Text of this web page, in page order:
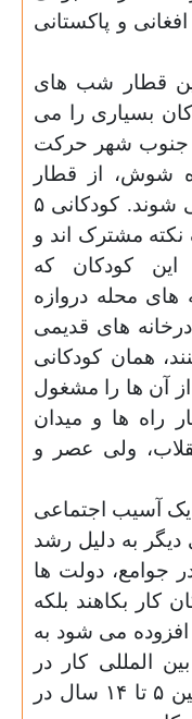
افغانی و پاکستانی
قطار شب های
بسیاری را می
جنوب شهر حرکت
شوش، از قطار
پیاده می شوند و راهی خانه می شوند. کودکانی ۵
یک نکته مشترک اند و
کودکان که
محله دروازه
های قدیمی
همان کودکانی
آن ها را مشغول
راه ها و میدان
ولی عصر و
یک آسیب اجتماعی
به دلیل رشد
جوامع، دولت ها
کار بکاهند بلکه
می شود به
المللی کار در
حال حاضر ۲۱۵ میلیون کودک بین ۵ تا ۱۴ سال در